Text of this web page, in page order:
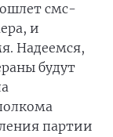
смс-
и
Надеемся,
будут
партии